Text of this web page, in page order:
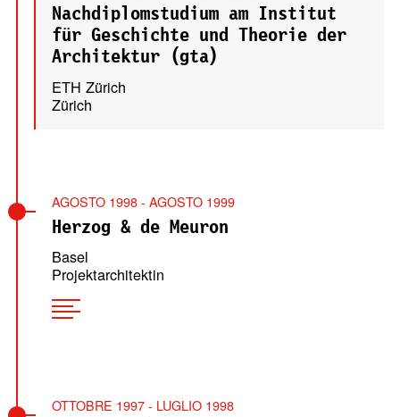
Nachdiplomstudium am Institut
für Geschichte und Theorie der
Architektur (gta)
ETH Zürich
Zürich
AGOSTO 1998 - AGOSTO 1999
Herzog & de Meuron
Basel
Projektarchitektin
OTTOBRE 1997 - LUGLIO 1998